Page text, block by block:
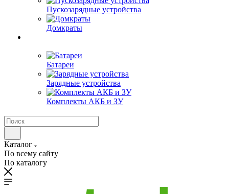
Пускозарядные устройства
Домкраты
Батареи
Зарядные устройства
Комплекты АКБ и ЗУ
Каталог
По всему сайту
По каталогу